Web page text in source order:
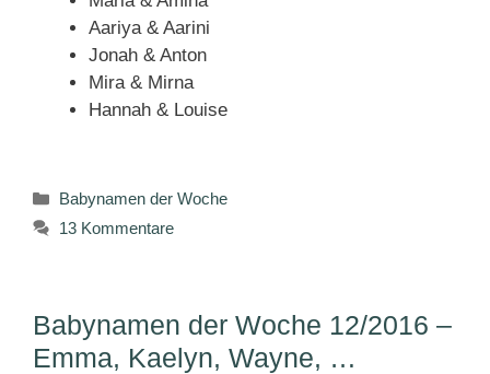
Aariya & Aarini
Jonah & Anton
Mira & Mirna
Hannah & Louise
Kategorien
Babynamen der Woche
13 Kommentare
Babynamen der Woche 12/2016 –
Emma, Kaelyn, Wayne, …